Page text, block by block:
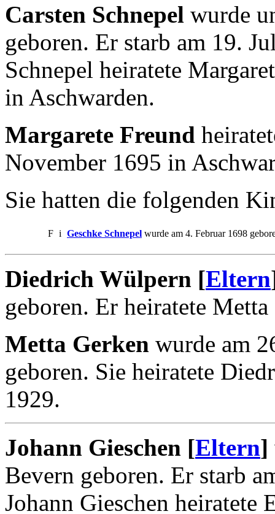
Carsten Schnepel wurde
geboren. Er starb am 19.
Schnepel heiratete
in Aschwarden.
Margarete Freund
November 1695 in
Sie hatten die folgenden
F i Geschke Schnepel wurde am 4. Februar 1698
Diedrich Wülpern [Eltern
geboren. Er heiratete
Metta Gerken wurde am
geboren. Sie heiratete
1929.
Johann Gieschen [Eltern]
Bevern geboren. Er starb
Johann Gieschen heiratete